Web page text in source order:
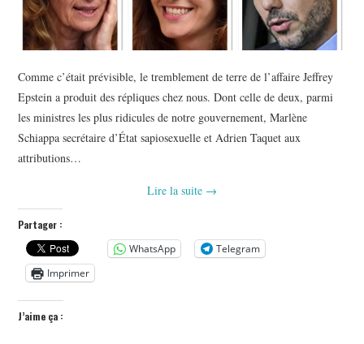
Comme c’était prévisible, le tremblement de terre de l’affaire Jeffrey
Epstein a produit des répliques chez nous. Dont celle de deux, parmi
les ministres les plus ridicules de notre gouvernement, Marlène
Schiappa secrétaire d’État sapiosexuelle et Adrien Taquet aux
attributions…
Lire la suite →
Partager :
WhatsApp
Telegram
Imprimer
J’aime ça :